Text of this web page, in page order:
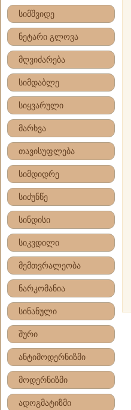
სიმშვიდე
ნეტარი გლოვა
მღვიძარება
სიმდაბლე
სიყვარული
მარხვა
თავისუფლება
სიმდიდრე
სიძუნწე
სინდისი
სიკვდილი
მემთვრალეობა
ნარკომანია
სინანული
შური
ანტიმოდერნიზმი
მოდერნიზმი
ადოგმატიზმი